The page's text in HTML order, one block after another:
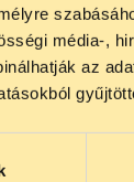
média-,
az
élegést
fájos
fodását. –